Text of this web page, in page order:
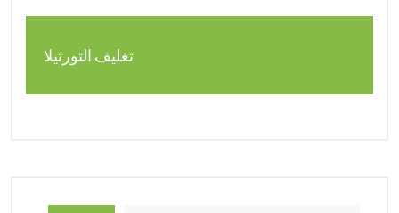
تغليف التورتيلا